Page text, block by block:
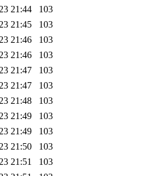
21:44
103
21:45
103
21:46
103
21:46
103
21:47
103
21:47
103
21:48
103
21:49
103
21:49
103
21:50
103
21:51
103